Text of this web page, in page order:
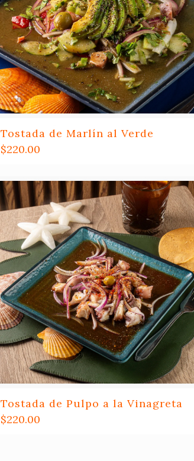
Tostada de Marlín al Verde
$220.00
Tostada de Pulpo a la Vinagreta
$220.00